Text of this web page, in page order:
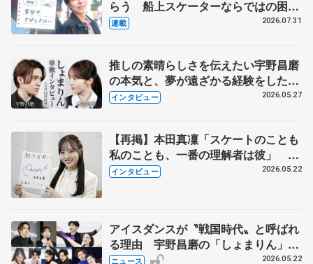
らう 船上スケーターならではの困難
とは 影響あったPIW前キャプテン松
連載 2026.07.31
推しの素晴らしさを伝えたい宇野昌磨
の本気と、夢が遠ざかる経験をした本
田真凜の覚悟
インタビュー 2026.05.27
【再掲】本田真凜「スケートのことも
私のことも、一番の理解者は彼」 引
退時の単独インタビューで語った競技
インタビュー 2026.05.22
アイスダンスが〝戦国時代〟と呼ばれ
る理由 宇野昌磨の「しょまりん」ら
実力者が相次いで参戦 国内の競争激
ニュース 2026.05.22